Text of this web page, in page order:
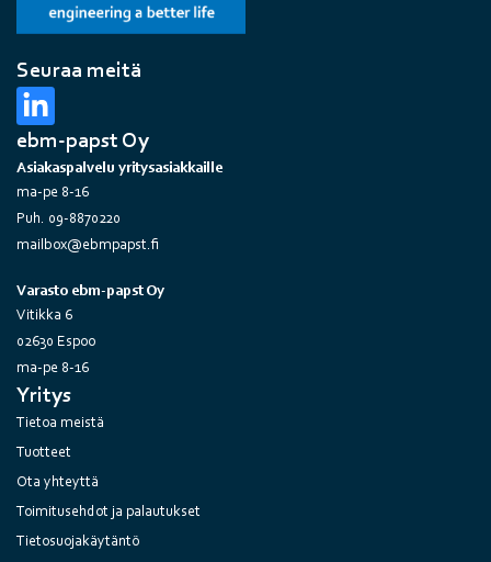
Seuraa meitä
ebm-papst Oy
Asiakaspalvelu yritysasiakkaille
ma-pe 8-16
Puh. 09-8870220
mailbox@ebmpapst.fi
Varasto ebm-papst Oy
Vitikka 6
02630 Espoo
ma-pe 8-16
Yritys
Tietoa meistä
Tuotteet
Ota yhteyttä
Toimitusehdot ja palautukset
Tietosuojakäytäntö